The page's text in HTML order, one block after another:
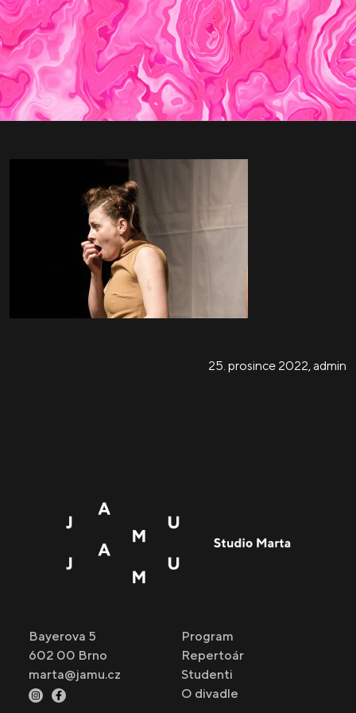
25. prosince 2022, admin
Bayerova 5
602 00 Brno
marta@jamu.cz
Program
Repertoár
Studenti
O divadle